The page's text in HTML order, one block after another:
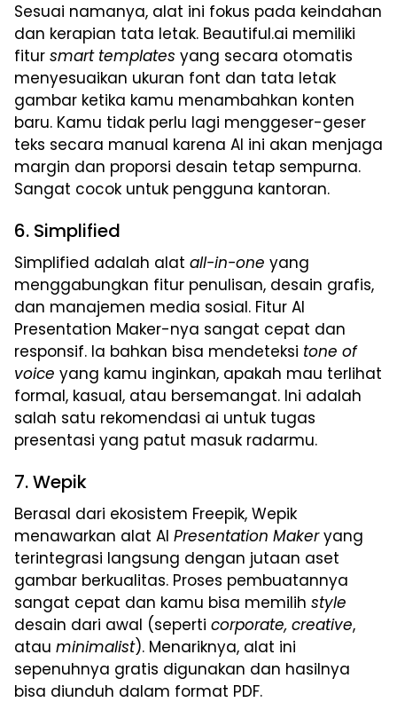
Sesuai namanya, alat ini fokus pada keindahan
dan kerapian tata letak. Beautiful.ai memiliki
fitur smart templates yang secara otomatis
menyesuaikan ukuran font dan tata letak
gambar ketika kamu menambahkan konten
baru. Kamu tidak perlu lagi menggeser-geser
teks secara manual karena AI ini akan menjaga
margin dan proporsi desain tetap sempurna.
Sangat cocok untuk pengguna kantoran.
6. Simplified
Simplified adalah alat all-in-one yang
menggabungkan fitur penulisan, desain grafis,
dan manajemen media sosial. Fitur AI
Presentation Maker-nya sangat cepat dan
responsif. Ia bahkan bisa mendeteksi tone of
voice yang kamu inginkan, apakah mau terlihat
formal, kasual, atau bersemangat. Ini adalah
salah satu rekomendasi ai untuk tugas
presentasi yang patut masuk radarmu.
7. Wepik
Berasal dari ekosistem Freepik, Wepik
menawarkan alat AI Presentation Makeryang
terintegrasi langsung dengan jutaan aset
gambar berkualitas. Proses pembuatannya
sangat cepat dan kamu bisa memilih style
desain dari awal (seperti corporate, creative,
atau minimalist). Menariknya, alat ini
sepenuhnya gratis digunakan dan hasilnya
bisa diunduh dalam format PDF.